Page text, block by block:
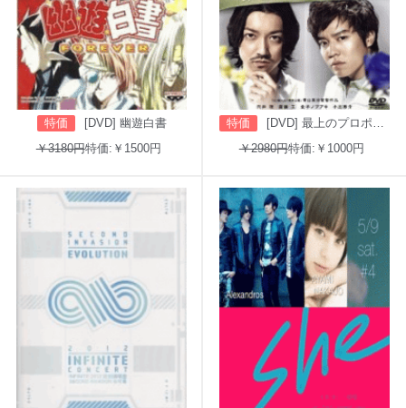
特価
[DVD] 幽遊白書
￥3180円特価:￥1500円
特価
[DVD] 最上のプロポーズ
￥2980円特価:￥1000円